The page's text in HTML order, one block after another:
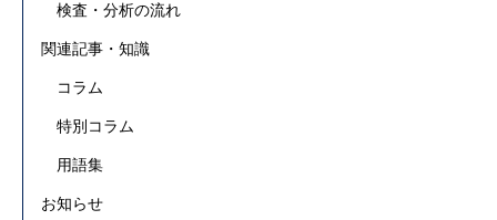
検査・分析の流れ
関連記事・知識
コラム
特別コラム
用語集
お知らせ